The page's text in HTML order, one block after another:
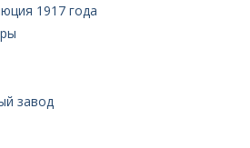
1917 года
завод